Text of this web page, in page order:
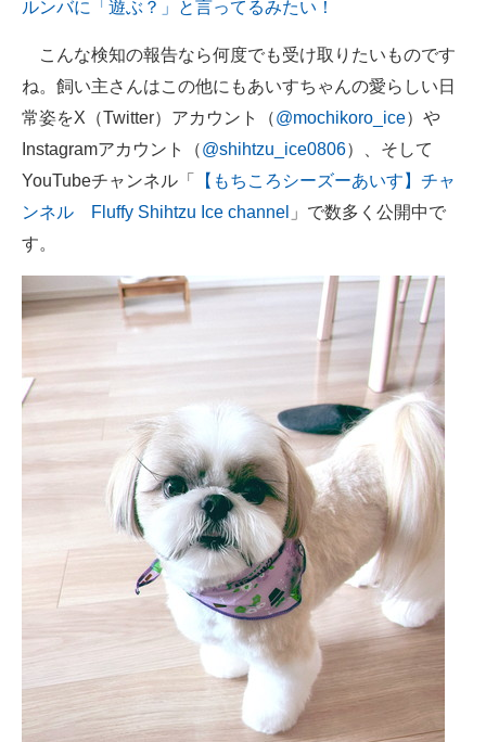
ルンバに「遊ぶ？」と言ってるみたい！
こんな検知の報告なら何度でも受け取りたいものです
ね。飼い主さんはこの他にもあいすちゃんの愛らしい日
常姿をX（Twitter）アカウント（@mochikoro_ice）や
Instagramアカウント（@shihtzu_ice0806）、そして
YouTubeチャンネル「
【もちころシーズーあいす】チャ
ンネル Fluffy Shihtzu Ice channel 」で数多く公開中で
す。